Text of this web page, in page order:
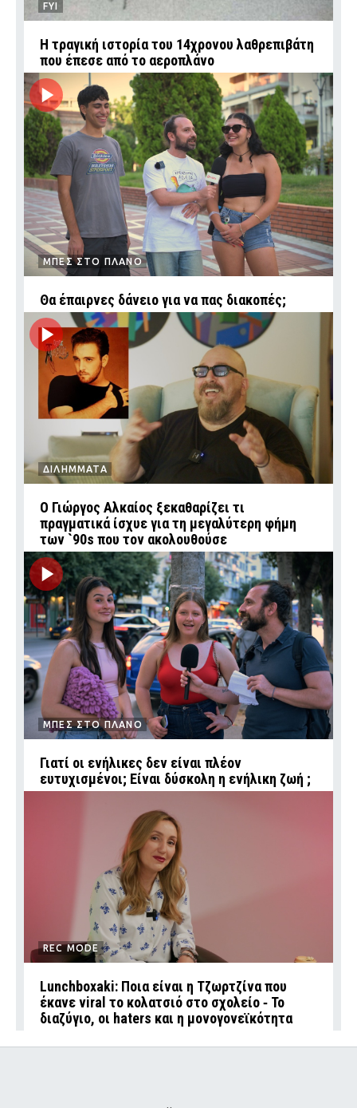
FYI
Η τραγική ιστορία του 14χρονου λαθρεπιβάτη
που έπεσε από το αεροπλάνο
ΜΠΕΣ ΣΤΟ ΠΛΑΝΟ
Θα έπαιρνες δάνειο για να πας διακοπές;
ΔΙΛΗΜΜΑΤΑ
Ο Γιώργος Αλκαίος ξεκαθαρίζει τι
πραγματικά ίσχυε για τη μεγαλύτερη φήμη
των `90s που τον ακολουθούσε
ΜΠΕΣ ΣΤΟ ΠΛΑΝΟ
Γιατί οι ενήλικες δεν είναι πλέον
ευτυχισμένοι; Είναι δύσκολη η ενήλικη ζωή ;
REC MODE
Lunchboxaki: Ποια είναι η Τζωρτζίνα που
έκανε viral το κολατσιό στο σχολείο ‑ Το
διαζύγιο, οι haters και η μονογονεϊκότητα